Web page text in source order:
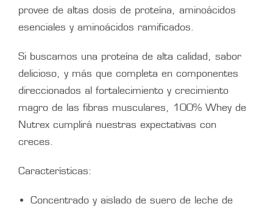
provee de altas dosis de proteína, aminoácidos
esenciales y aminoácidos ramificados.
Si buscamos una proteína de alta calidad, sabor
delicioso, y más que completa en componentes
direccionados al fortalecimiento y crecimiento
magro de las fibras musculares, 100% Whey de
Nutrex cumplirá nuestras expectativas con
creces.
Características:
Concentrado y aislado de suero de leche de